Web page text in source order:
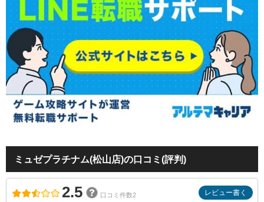
ミュゼプラチナム(松山店)の口コミ(評判)
2.5 口コミ件数2 レビュー書く